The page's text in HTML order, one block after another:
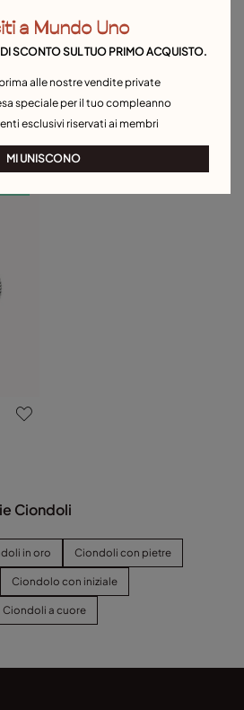
placcato argento Sterling
39,00 €
Ciondoli
in oro Ciondoli con pietre
Ciondolo con iniziale
Ciondoli a cuore
a Mundo Uno
SCONTO SUL TUO PRIMO ACQUISTO.
alle nostre vendite private
speciale per il tuo compleanno
esclusivi riservati ai membri
MI UNISCONO